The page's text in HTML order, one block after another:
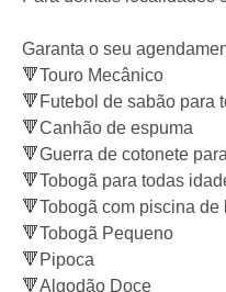
Garanta o seu
🔻Touro Mecânico
🔻Futebol de sabão para
🔻Canhão de espuma
🔻Guerra de cotonete
🔻Tobogã para todas
🔻Tobogã com piscina de
🔻Tobogã Pequeno
🔻Pipoca
🔻Algodão Doce